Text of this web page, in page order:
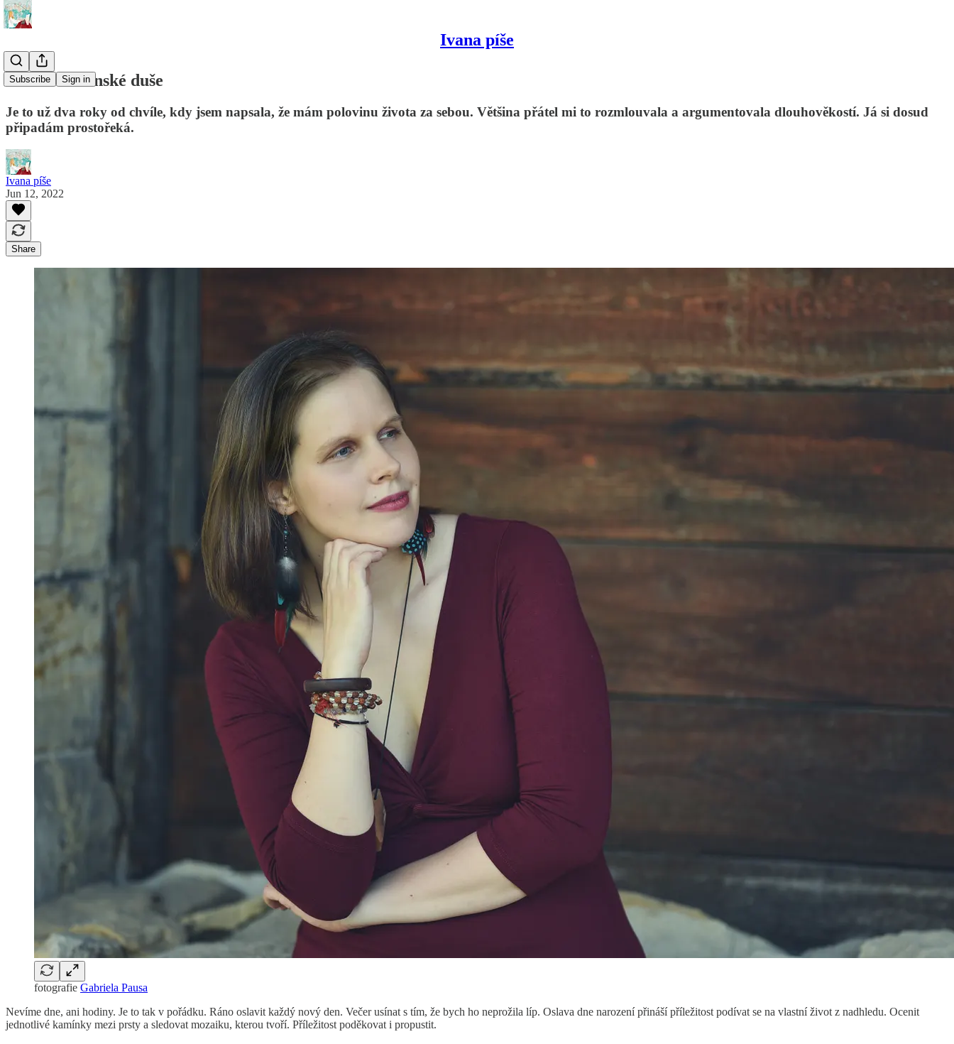
Ivana píše
Subscribe Sign in
Volání indiánské duše
Je to už dva roky od chvíle, kdy jsem napsala, že mám polovinu života za sebou. Většina přátel mi to rozmlouvala a argumentovala dlouhověkostí. Já si dosud
připadám prostořeká.
Ivana píše
Jun 12, 2022
Share
fotografie Gabriela Pausa
Nevíme dne, ani hodiny. Je to tak v pořádku. Ráno oslavit každý nový den. Večer usínat s tím, že bych ho neprožila líp. Oslava dne narození přináší příležitost podívat se na vlastní život z nadhledu. Ocenit
jednotlivé kamínky mezi prsty a sledovat mozaiku, kterou tvoří. Příležitost poděkovat i propustit.